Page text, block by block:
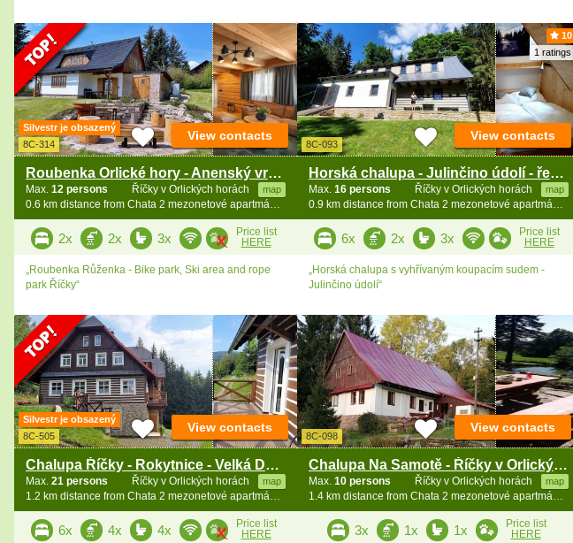
Silvestr je obsazený
8C-314
Roubenka Orlické hory - Anenský vrch - Rysy
Říčky v Orlických horách map
Max. 12 persons
0.6 km distance from Chata 2 mezonetové apartmány - Zakletý
View contacts
2x 2x 3x
Price list
HERE
„Roubenka Růženka - Bike park, Ski area and rope
park Říčky“
10
1 ratings
8C-093
Horská chalupa - Julinčino údolí - řeka Říčka
Říčky v Orlických horách map
Max. 16 persons
0.9 km distance from Chata 2 mezonetové apartmány - Zakletý
View contacts
6x 2x 3x
Price list
HERE
„Horská chalupa s vyhřívaným koupacím sudem -
Julinčino údolí“
Silvestr je obsazený
8C-505
Chalupa Říčky - Rokytnice - Velká Deštná
Říčky v Orlických horách map
Max. 21 persons
1.2 km distance from Chata 2 mezonetové apartmány - Zakletý
View contacts
6x 4x 4x
Price list
HERE
8C-098
Chalupa Na Samotě - Říčky v Orlických horách
Říčky v Orlických horách map
Max. 10 persons
1.4 km distance from Chata 2 mezonetové apartmány - Zakletý
View contacts
3x 1x 1x
Price list
HERE